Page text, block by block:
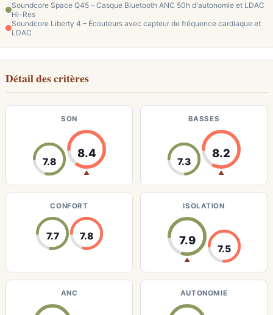
Soundcore Space Q45 – Casque Bluetooth ANC 50h d'autonomie et LDAC
Hi-Res
Soundcore Liberty 4 – Écouteurs avec capteur de fréquence cardiaque et
LDAC
Détail des critères
SON
7.8
8.4
▲
BASSES
7.3
8.2
▲
CONFORT
7.7 7.8
ISOLATION
7.9
▲
7.5
ANC AUTONOMIE